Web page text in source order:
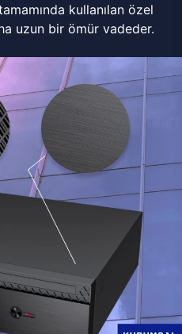
kullanılan özel
uzun bir ömür vadeder.